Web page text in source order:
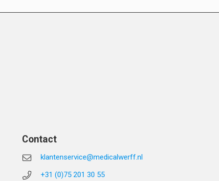
Contact
klantenservice@medicalwerff.nl
+31 (0)75 201 30 55